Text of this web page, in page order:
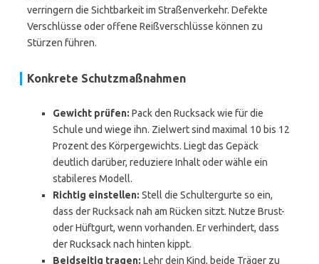
verringern die Sichtbarkeit im Straßenverkehr. Defekte
Verschlüsse oder offene Reißverschlüsse können zu
Stürzen führen.
Konkrete Schutzmaßnahmen
Gewicht prüfen: Pack den Rucksack wie für die
Schule und wiege ihn. Zielwert sind maximal 10 bis 12
Prozent des Körpergewichts. Liegt das Gepäck
deutlich darüber, reduziere Inhalt oder wähle ein
stabileres Modell.
Richtig einstellen: Stell die Schultergurte so ein,
dass der Rucksack nah am Rücken sitzt. Nutze Brust-
oder Hüftgurt, wenn vorhanden. Er verhindert, dass
der Rucksack nach hinten kippt.
Beidseitig tragen: Lehr dein Kind, beide Träger zu